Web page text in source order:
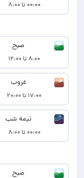
۰۰:۰۰ تا ۸:۰۰
صبح
۸:۰۰ تا ۱۲:۰۰
غروب
۱۷:۰۰ تا ۲۰:۰۰
نیمه شب
۰۰:۰۰ تا ۸:۰۰
صبح